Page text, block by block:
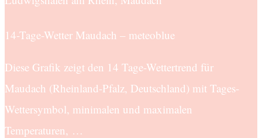
14-Tage-Wetter Maudach – meteoblue
Diese Grafik zeigt den 14 Tage-Wettertrend für
Maudach (Rheinland-Pfalz, Deutschland) mit Tages-
Wettersymbol, minimalen und maximalen
Temperaturen, …